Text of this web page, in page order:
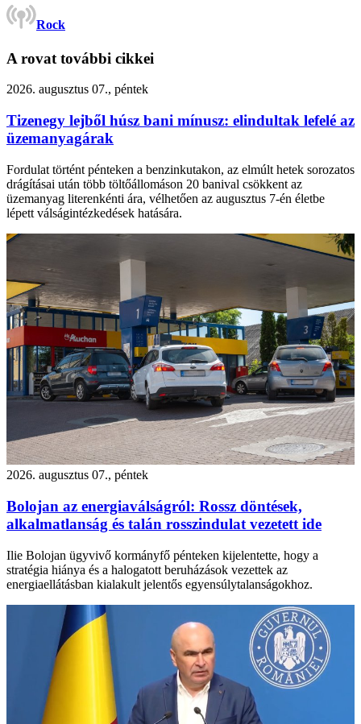
Rock
A rovat további cikkei
2026. augusztus 07., péntek
Tizenegy lejből húsz bani mínusz: elindultak lefelé az
üzemanyagárak
Fordulat történt pénteken a benzinkutakon, az elmúlt hetek sorozatos
drágításai után több töltőállomáson 20 banival csökkent az
üzemanyag literenkénti ára, vélhetően az augusztus 7-én életbe
lépett válságintézkedések hatására.
2026. augusztus 07., péntek
Bolojan az energiaválságról: Rossz döntések,
alkalmatlanság és talán rosszindulat vezetett ide
Ilie Bolojan ügyvivő kormányfő pénteken kijelentette, hogy a
stratégia hiánya és a halogatott beruházások vezettek az
energiaellátásban kialakult jelentős egyensúlytalanságokhoz.